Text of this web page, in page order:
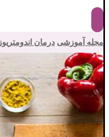
مجله آموزشی درمان اندومتریوز